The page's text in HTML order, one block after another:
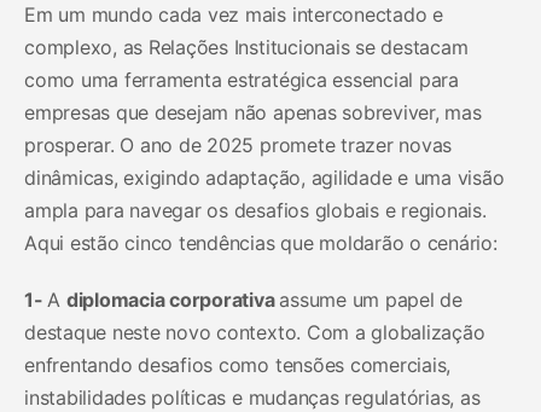
Em um mundo cada vez mais interconectado e
complexo, as Relações Institucionais se destacam
como uma ferramenta estratégica essencial para
empresas que desejam não apenas sobreviver, mas
prosperar. O ano de 2025 promete trazer novas
dinâmicas, exigindo adaptação, agilidade e uma visão
ampla para navegar os desafios globais e regionais.
Aqui estão cinco tendências que moldarão o cenário:
1- A diplomacia corporativa assume um papel de
destaque neste novo contexto. Com a globalização
enfrentando desafios como tensões comerciais,
instabilidades políticas e mudanças regulatórias, as